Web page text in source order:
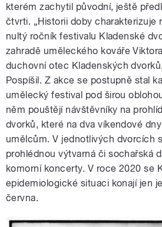
kterém zachytil původní, ještě
čtvrti. „Historii doby charakterizuje
nultý ročník festivalu Kladenské
zahradě uměleckého kováře
duchovní otec Kladenských
Pospíšil. Z akce se postupně stal
umělecký festival pod širou
něm pouštějí návštěvníky na
dvorků, které na dva víkendové
umělcům. V jednotlivých dvorcích
prohlédnou výtvarná či sochařská
komorní koncerty. V roce 2020 se
epidemiologické situaci konají jen
června.